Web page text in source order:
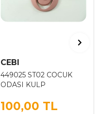
CEBI
449025 ST02 COCUK
ODASI KULP
100,00 TL